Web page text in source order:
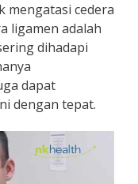
mengatasi cedera
ligamen adalah
dihadapi
dapat
dengan tepat.